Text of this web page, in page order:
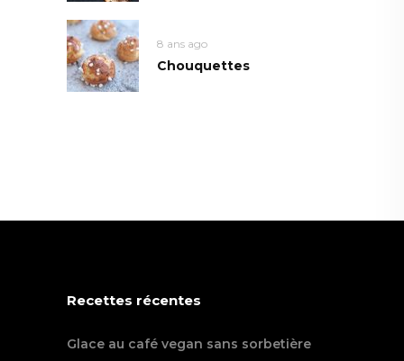
8 ans ago
Chouquettes
Recettes récentes
Glace au café vegan sans sorbetière